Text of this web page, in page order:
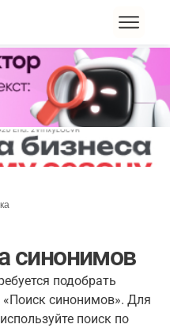
синонимов
подобрать
синонимов». Для
поиск по